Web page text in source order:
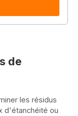
de
les résidus
d'étanchéité ou